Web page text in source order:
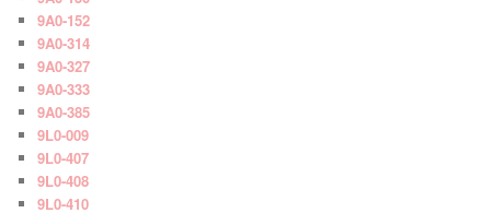
9A0-152
9A0-314
9A0-327
9A0-333
9A0-385
9L0-009
9L0-407
9L0-408
9L0-410